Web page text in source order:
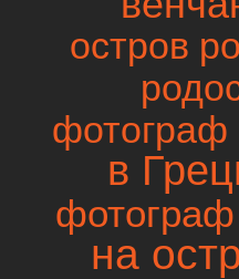
остров
фотограф
в
фотограф
на